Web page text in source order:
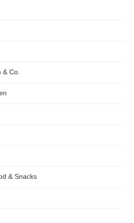
Co.
& Snacks